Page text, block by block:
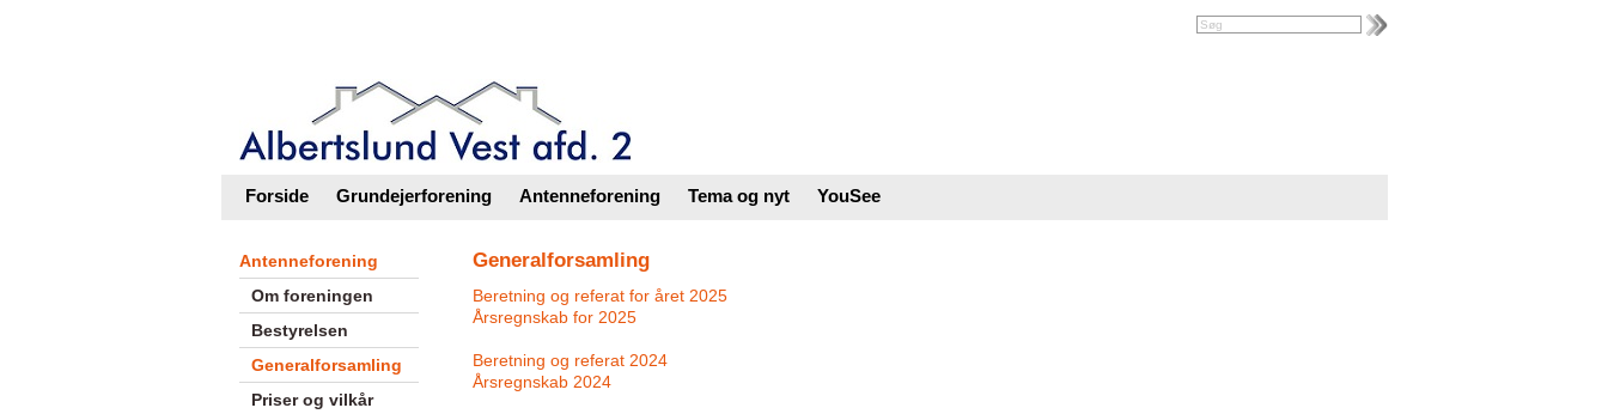
Forside Grundejerforening Antenneforening Tema og nyt YouSee
Antenneforening
Om foreningen
Bestyrelsen
Generalforsamling
Priser og vilkår
Generalforsamling
Beretning og referat for året 2025
Årsregnskab for 2025
Beretning og referat 2024
Årsregnskab 2024